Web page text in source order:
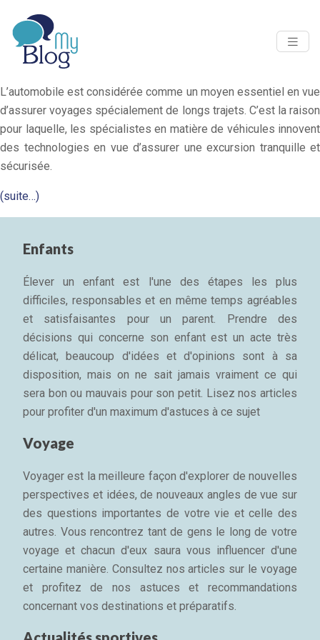
L’automobile est considérée comme un moyen essentiel en vue
d’assurer voyages spécialement de longs trajets. C’est la raison
pour laquelle, les spécialistes en matière de véhicules innovent
des technologies en vue d’assurer une excursion tranquille et
sécurisée.
(suite…)
Enfants
Élever un enfant est l'une des étapes les plus
difficiles, responsables et en même temps agréables
et satisfaisantes pour un parent. Prendre des
décisions qui concerne son enfant est un acte très
délicat, beaucoup d'idées et d'opinions sont à sa
disposition, mais on ne sait jamais vraiment ce qui
sera bon ou mauvais pour son petit. Lisez nos articles
pour profiter d'un maximum d'astuces à ce sujet
Voyage
Voyager est la meilleure façon d'explorer de nouvelles
perspectives et idées, de nouveaux angles de vue sur
des questions importantes de votre vie et celle des
autres. Vous rencontrez tant de gens le long de votre
voyage et chacun d'eux saura vous influencer d'une
certaine manière. Consultez nos articles sur le voyage
et profitez de nos astuces et recommandations
concernant vos destinations et préparatifs.